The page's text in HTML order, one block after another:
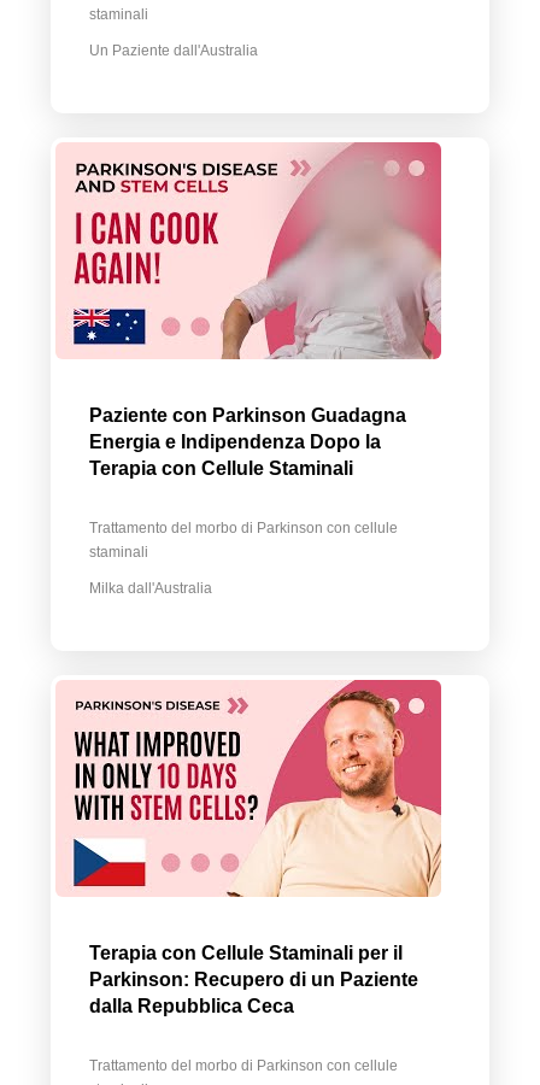
staminali
Un Paziente dall'Australia
Paziente con Parkinson Guadagna
Energia e Indipendenza Dopo la
Terapia con Cellule Staminali
Trattamento del morbo di Parkinson con cellule
staminali
Milka dall'Australia
Terapia con Cellule Staminali per il
Parkinson: Recupero di un Paziente
dalla Repubblica Ceca
Trattamento del morbo di Parkinson con cellule